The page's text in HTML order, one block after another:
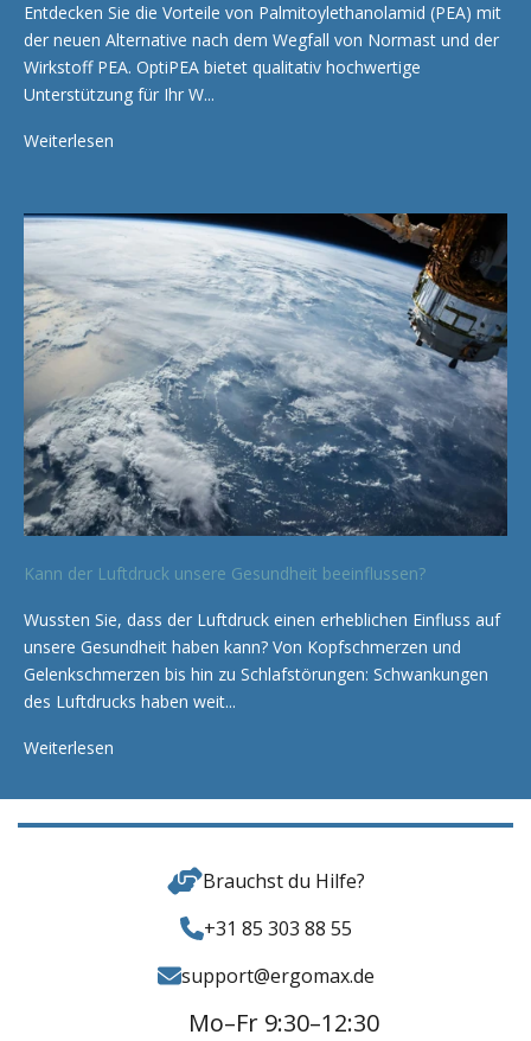
Entdecken Sie die Vorteile von Palmitoylethanolamid (PEA) mit
der neuen Alternative nach dem Wegfall von Normast und der
Wirkstoff PEA. OptiPEA bietet qualitativ hochwertige
Unterstützung für Ihr W...
Weiterlesen
Kann der Luftdruck unsere Gesundheit beeinflussen?
Wussten Sie, dass der Luftdruck einen erheblichen Einfluss auf
unsere Gesundheit haben kann? Von Kopfschmerzen und
Gelenkschmerzen bis hin zu Schlafstörungen: Schwankungen
des Luftdrucks haben weit...
Weiterlesen
Brauchst du Hilfe?
+31 85 303 88 55
support@ergomax.de
Mo–Fr 9:30–12:30